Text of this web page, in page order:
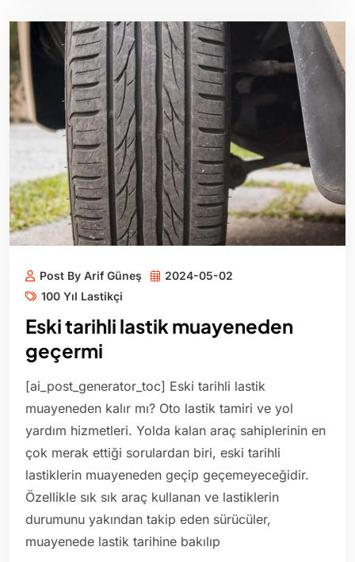
Post By Arif Güneş
2024-05-02
100 Yıl Lastikçi
Eski tarihli lastik muayeneden
geçermi
[ai_post_generator_toc] Eski tarihli lastik
muayeneden kalır mı? Oto lastik tamiri ve yol
yardım hizmetleri. Yolda kalan araç sahiplerinin en
çok merak ettiği sorulardan biri, eski tarihli
lastiklerin muayeneden geçip geçemeyeceğidir.
Özellikle sık sık araç kullanan ve lastiklerin
durumunu yakından takip eden sürücüler,
muayenede lastik tarihine bakılıp